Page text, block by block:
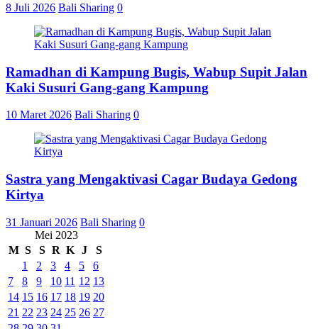
8 Juli 2026 Bali Sharing 0
Ramadhan di Kampung Bugis, Wabup Supit Jalan
Kaki Susuri Gang-gang Kampung
10 Maret 2026 Bali Sharing 0
Sastra yang Mengaktivasi Cagar Budaya Gedong
Kirtya
31 Januari 2026 Bali Sharing 0
Mei 2023
M S S R K J
S
1
2 3 4 5
6
7
8 9 10 11 12 13
14 15 16 17 18 19 20
21 22 23 24 25 26 27